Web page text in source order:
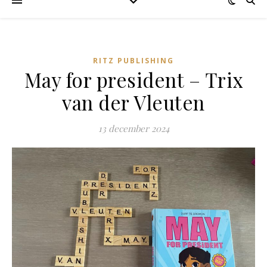
RITZ PUBLISHING
May for president – Trix
van der Vleuten
13 december 2024